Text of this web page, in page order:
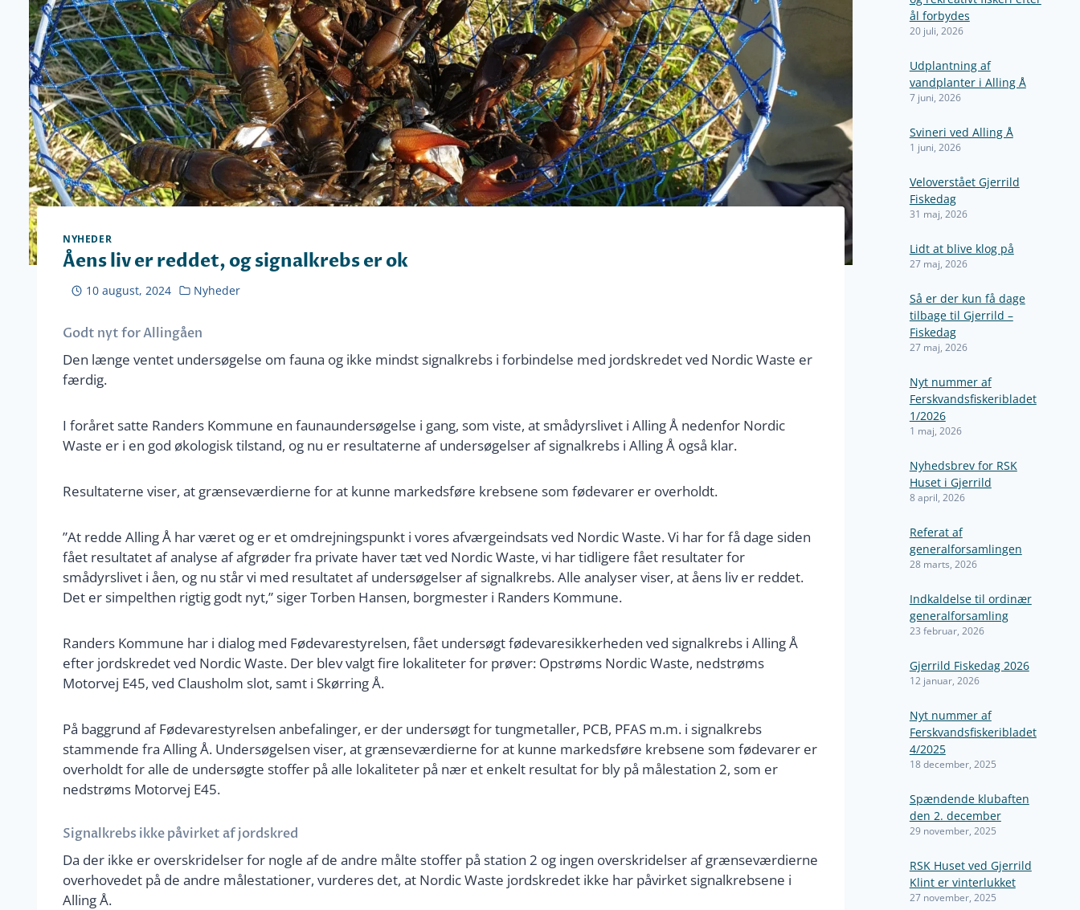
NYHEDER
Åens liv er reddet, og signalkrebs er ok
10 august, 2024 Nyheder
Godt nyt for Allingåen
Den længe ventet undersøgelse om fauna og ikke mindst signalkrebs i forbindelse med jordskredet ved Nordic Waste er
færdig.
I foråret satte Randers Kommune en faunaundersøgelse i gang, som viste, at smådyrslivet i Alling Å nedenfor Nordic
Waste er i en god økologisk tilstand, og nu er resultaterne af undersøgelser af signalkrebs i Alling Å også klar.
Resultaterne viser, at grænseværdierne for at kunne markedsføre krebsene som fødevarer er overholdt.
”At redde Alling Å har været og er et omdrejningspunkt i vores afværgeindsats ved Nordic Waste. Vi har for få dage siden
fået resultatet af analyse af afgrøder fra private haver tæt ved Nordic Waste, vi har tidligere fået resultater for
smådyrslivet i åen, og nu står vi med resultatet af undersøgelser af signalkrebs. Alle analyser viser, at åens liv er reddet.
Det er simpelthen rigtig godt nyt,” siger Torben Hansen, borgmester i Randers Kommune.
Randers Kommune har i dialog med Fødevarestyrelsen, fået undersøgt fødevaresikkerheden ved signalkrebs i Alling Å
efter jordskredet ved Nordic Waste. Der blev valgt fire lokaliteter for prøver: Opstrøms Nordic Waste, nedstrøms
Motorvej E45, ved Clausholm slot, samt i Skørring Å.
På baggrund af Fødevarestyrelsen anbefalinger, er der undersøgt for tungmetaller, PCB, PFAS m.m. i signalkrebs
stammende fra Alling Å. Undersøgelsen viser, at grænseværdierne for at kunne markedsføre krebsene som fødevarer er
overholdt for alle de undersøgte stoffer på alle lokaliteter på nær et enkelt resultat for bly på målestation 2, som er
nedstrøms Motorvej E45.
Signalkrebs ikke påvirket af jordskred
Da der ikke er overskridelser for nogle af de andre målte stoffer på station 2 og ingen overskridelser af grænseværdierne
overhovedet på de andre målestationer, vurderes det, at Nordic Waste jordskredet ikke har påvirket signalkrebsene i
Alling Å.
ål forbydes
20 juli, 2026
Udplantning af
vandplanter i Alling Å
7 juni, 2026
Svineri ved Alling Å
1 juni, 2026
Veloverstået Gjerrild
Fiskedag
31 maj, 2026
Lidt at blive klog på
27 maj, 2026
Så er der kun få dage
tilbage til Gjerrild –
Fiskedag
27 maj, 2026
Nyt nummer af
Ferskvandsfiskeribladet
1/2026
1 maj, 2026
Nyhedsbrev for RSK
Huset i Gjerrild
8 april, 2026
Referat af
generalforsamlingen
28 marts, 2026
Indkaldelse til ordinær
generalforsamling
23 februar, 2026
Gjerrild Fiskedag 2026
12 januar, 2026
Nyt nummer af
Ferskvandsfiskeribladet
4/2025
18 december, 2025
Spændende klubaften
den 2. december
29 november, 2025
RSK Huset ved Gjerrild
Klint er vinterlukket
27 november, 2025